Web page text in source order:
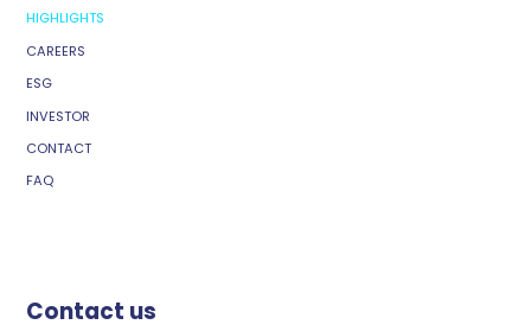
HIGHLIGHTS
CAREERS
ESG
INVESTOR
CONTACT
FAQ
Contact us